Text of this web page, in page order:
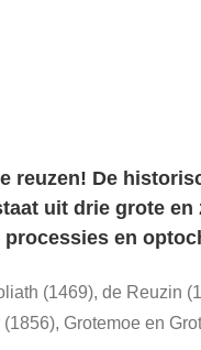
reuzen! De
uit drie grote
processies en
(1469), de Reuzin
Grotemoe en